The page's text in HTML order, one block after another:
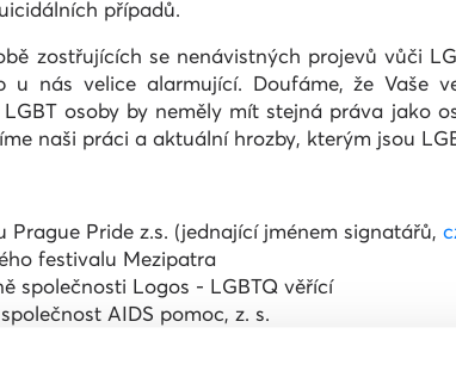
případů.
zostřujících se nenávistných projevů vůči
u nás velice alarmující. Doufáme, že Vaše
osoby by neměly mít stejná práva jako
naši práci a aktuální hrozby, kterým jsou
Prague Pride z.s. (jednající jménem signatářů,
festivalu Mezipatra
společnosti Logos - LGBTQ věřící
AIDS pomoc, z. s.
z.s.